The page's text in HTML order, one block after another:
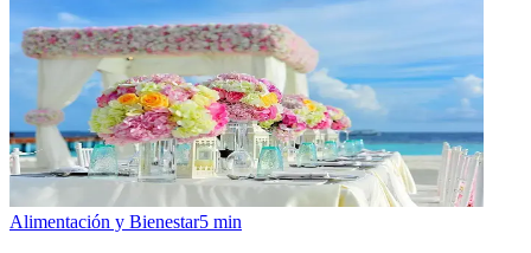
Alimentación y Bienestar5 min